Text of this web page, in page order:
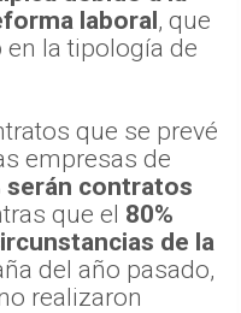
laboral, que
la tipología de
que se prevé
empresas de
serán contratos
que el 80%
de la
del año pasado,
realizaron